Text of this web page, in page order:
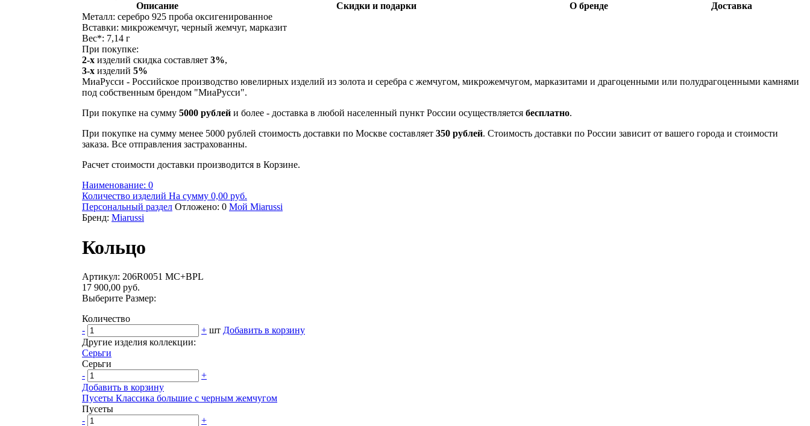
Описание Скидки и подарки О бренде
Доставка
Металл: серебро 925 проба оксигенированное
Вставки: микрожемчуг, черный жемчуг, марказит
Вес*: 7,14 г
При покупке:
2-х изделий скидка составляет 3%,
3-х изделий 5%
МиаРусси - Российское производство ювелирных изделий из золота и серебра с жемчугом, микрожемчугом, марказитами и драгоценными или полудрагоценными камнями
под собственным брендом "МиаРусси".
При покупке на сумму 5000 рублей и более - доставка в любой населенный пункт России осуществляется бесплатно.
При покупке на сумму менее 5000 рублей стоимость доставки по Москве составляет 350 рублей. Стоимость доставки по России зависит от вашего города и стоимости
заказа. Все отправления застрахованны.
Расчет стоимости доставки производится в Корзине.
Наименование: 0
Количество изделий На сумму 0,00 руб.
Персональный раздел Отложено: 0 Мой Miarussi
Бренд: Miarussi
Кольцо
Артикул: 206R0051 MC+BPL
17 900,00 руб.
Выберите Размер:
Количество
-
+ шт Добавить в корзину
Другие изделия коллекции:
Серьги
Серьги
-
+
Добавить в корзину
Пусеты Классика большие с черным жемчугом
Пусеты
-
+